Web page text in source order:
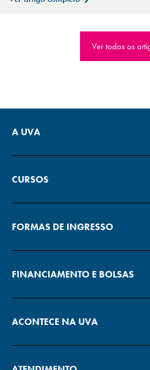
Ver todos os
A UVA
CURSOS
FORMAS DE INGRESSO
FINANCIAMENTO E BOLSAS
ACONTECE NA UVA